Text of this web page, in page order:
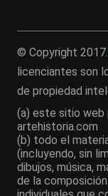
© Copyright 2017.
licenciantes son
de propiedad
(a) este sitio web
artehistoria.com
(b) todo el
(incluyendo, sin
dibujos, música,
de la